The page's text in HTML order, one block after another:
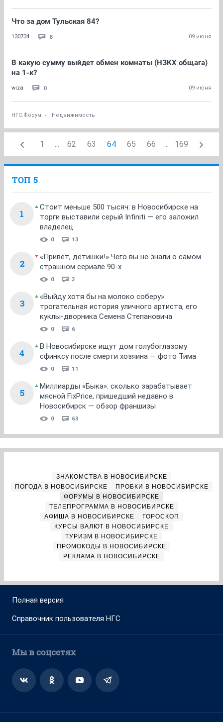
Что за дом Тульская 84?
130734 8 09 июня
В какую сумму выйдет обмен комнаты (НЗКХ общага)
на 1-к?
wiza 0 09 июня
НГС.Форум Недвижимость
1 ... 62 63 64 65 66 ... 169
ТОП 5
1
Стоит меньше 500 тысяч: в Новосибирске на
торги выставили серый Infiniti — его заложил
владелец
0 13
2
«Привет, детишки!» Чего вы не знали о самом
страшном сериале 90-х
0 3
3
«Выйду хотя бы на молоко соберу»:
трогательная история уличного артиста, его
куклы-дворника Семена Степановича
0 6
4
В Новосибирске ищут дом голубоглазому
сфинксу после смерти хозяина — фото Тима
0 11
5
Миллиарды «Быка»: сколько зарабатывает
мясной FixPrice, пришедший недавно в
Новосибирск — обзор франшизы
0 63
ЗНАКОМСТВА В НОВОСИБИРСКЕ
ПОГОДА В НОВОСИБИРСКЕ
ПРОБКИ В НОВОСИБИРСКЕ
ФОРУМЫ В НОВОСИБИРСКЕ
ТЕЛЕПРОГРАММА В НОВОСИБИРСКЕ
АФИША В НОВОСИБИРСКЕ
ГОРОСКОП
КУРСЫ ВАЛЮТ В НОВОСИБИРСКЕ
ТУРИЗМ В НОВОСИБИРСКЕ
ПРОМОКОДЫ В НОВОСИБИРСКЕ
РЕКЛАМА В НОВОСИБИРСКЕ
Полная версия
Справочник пользователя НГС
Мы в соцсетях